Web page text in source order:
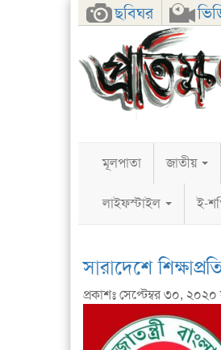
ছবিঘর
FacebookTwitterGoogle+
মূলপাতা জাতীয়
লাইফস্টাইল ই-
সারাদেশে
প্রকাশঃ সেপ্টেম্বর ৩০, ২০২০